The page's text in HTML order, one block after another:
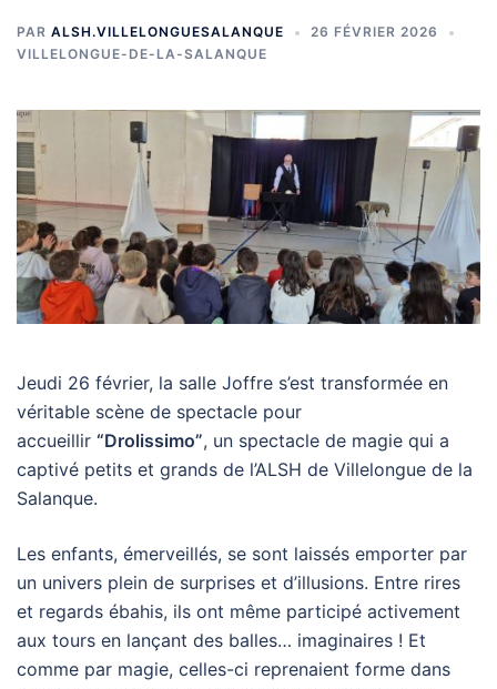
PAR ALSH.VILLELONGUESALANQUE
26 FÉVRIER 2026
VILLELONGUE-DE-LA-SALANQUE
Jeudi 26 février, la salle Joffre s’est transformée en
véritable scène de spectacle pour
accueillir “Drolissimo”, un spectacle de magie qui a
captivé petits et grands de l’ALSH de Villelongue de la
Salanque.
Les enfants, émerveillés, se sont laissés emporter par
un univers plein de surprises et d’illusions. Entre rires
et regards ébahis, ils ont même participé activement
aux tours en lançant des balles… imaginaires ! Et
comme par magie, celles-ci reprenaient forme dans